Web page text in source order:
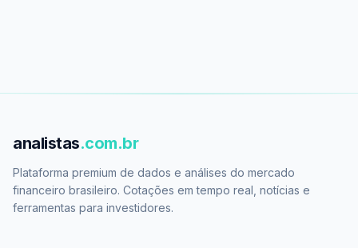
analistas.com.br
Plataforma premium de dados e análises do mercado
financeiro brasileiro. Cotações em tempo real, notícias e
ferramentas para investidores.